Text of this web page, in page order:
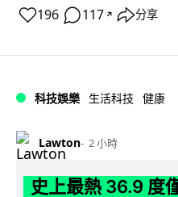
196 117 ↗ 分享
科技娛樂 生活科技 健康
Lawton 2 小時
史上最熱 36.9 度